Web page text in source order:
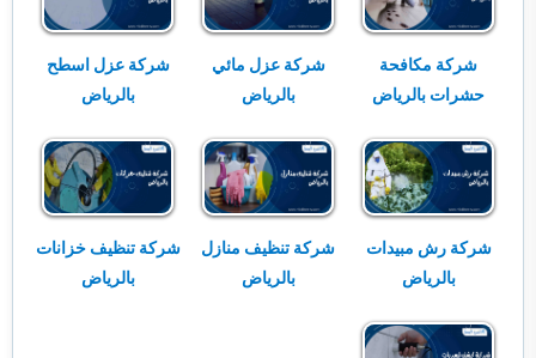
شركة مكافحة
حشرات بالرياض
شركة عزل مائي
بالرياض
شركة عزل اسطح
بالرياض
شركة رش مبيدات
بالرياض
شركة تنظيف منازل
بالرياض
شركة تنظيف خزانات
بالرياض